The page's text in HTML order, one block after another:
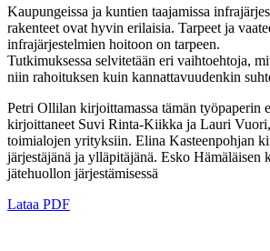
Kaupungeissa ja kuntien taajamissa
rakenteet ovat hyvin erilaisia. Tarpeet ja
infrajärjestelmien hoitoon on tarpeen.
Tutkimuksessa selvitetään eri vaihtoehtoja,
niin rahoituksen kuin kannattavuudenkin
Petri Ollilan kirjoittamassa tämän työpaperin
kirjoittaneet Suvi Rinta-Kiikka ja Lauri Vuori,
toimialojen yrityksiin. Elina Kasteenpohjan
järjestäjänä ja ylläpitäjänä. Esko Hämäläisen
jätehuollon järjestämisessä
Lataa PDF